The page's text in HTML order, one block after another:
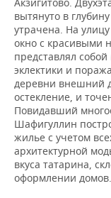
вытянуто в
утрачена. На
окно с красивыми
представлял
эклектики и
деревни внешний
остекление, и
Повидавший
Шафигуллин
жилье с учетом
архитектурной
вкуса татарина,
оформлении домов.